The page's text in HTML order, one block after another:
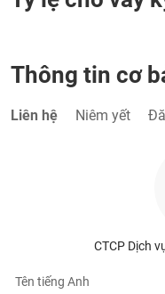
Thông tin cơ
Liên hệ Niêm yết
CTCP Dịch
Tên tiếng Anh
VỤ
SẢN